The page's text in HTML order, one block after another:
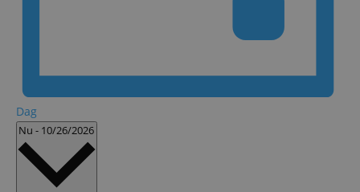
Dag
Nu - 10/26/2026